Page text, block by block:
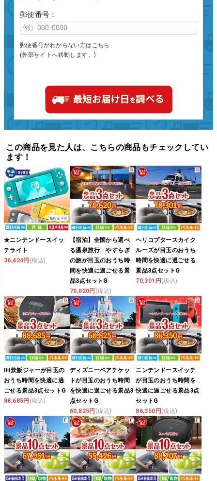
郵便番号：
郵便番号がわからない方はこちら
(外部サイトへ移動します。)
この商品を見た人は、こちらの商品もチェックしてい
ます！
★ニンテンドースイッ
チライト
36,424円 (税込)
【宿泊】全国から選べ
る温泉旅行 やすらぎ
の旅が目玉のおうち時
間を快適に過ごせる景
品3点セットG
70,620円 (税込)
ヘリコプタースカイク
ルーズが目玉のおうち
時間を快適に過ごせる
景品3点セットG
70,301円 (税込)
IH炊飯ジャーが目玉の
おうち時間を快適に過
ごせる景品3点セットG
88,685円 (税込)
ディズニーペアチケッ
トが目玉のおうち時間
を快適に過ごせる景品3
点セットG
60,825円 (税込)
ニンテンドースイッチ
が目玉のおうち時間を
快適に過ごせる景品3点
セットG
86,350円 (税込)